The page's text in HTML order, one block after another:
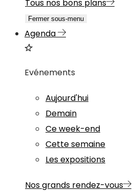
Tous nos bons plans
Fermer sous-menu
Agenda
Evénements
Aujourd'hui
Demain
Ce week-end
Cette semaine
Les expositions
Nos grands rendez-vous